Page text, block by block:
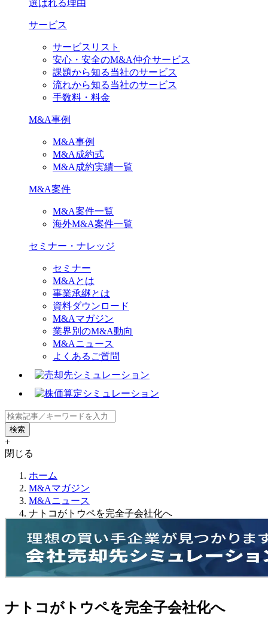
選ばれる理由
サービス
サービスリスト
安心・安全のM&A仲介サービス
課題から知る当社のサービス
流れから知る当社のサービス
手数料・料金
M&A事例
M&A事例
M&A成約式
M&A成約実績一覧
M&A案件
M&A案件一覧
海外M&A案件一覧
セミナー・ナレッジ
セミナー
M&Aとは
事業承継とは
資料ダウンロード
M&Aマガジン
業界別のM&A動向
M&Aニュース
よくあるご質問
+
閉じる
ホーム
M&Aマガジン
M&Aニュース
ナトコがトウペを完全子会社化へ
ナトコがトウペを完全子会社化へ